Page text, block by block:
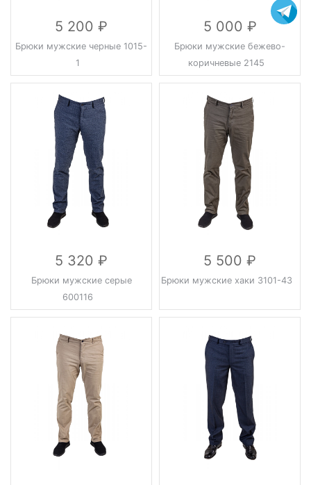
5 200
Брюки мужские черные 1015-
1
5 000
Брюки мужские бежево-
коричневые 2145
5 320
Брюки мужские серые
600116
5 500
Брюки мужские хаки 3101-43